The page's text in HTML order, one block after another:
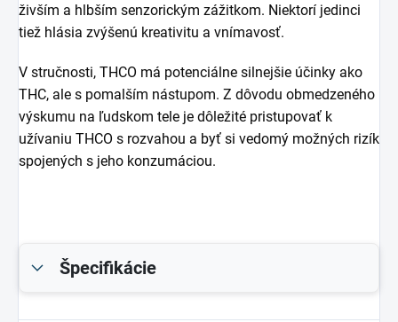
živším a hlbším senzorickým zážitkom. Niektorí jedinci
tiež hlásia zvýšenú kreativitu a vnímavosť.
V stručnosti, THCO má potenciálne silnejšie účinky ako
THC, ale s pomalším nástupom. Z dôvodu obmedzeného
výskumu na ľudskom tele je dôležité pristupovať k
užívaniu THCO s rozvahou a byť si vedomý možných rizík
spojených s jeho konzumáciou.
Špecifikácie